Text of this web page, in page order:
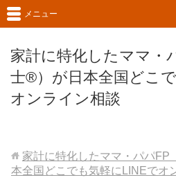
家計に特化したママ・
士®）が日本全国どこ
オンライン相談
メニュー
家計に特化したママ・パパFP
本全国どこでも気軽にLINEでオ